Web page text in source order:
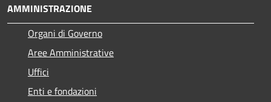
AMMINISTRAZIONE
Organi di Governo
Aree Amministrative
Uffici
Enti e fondazioni